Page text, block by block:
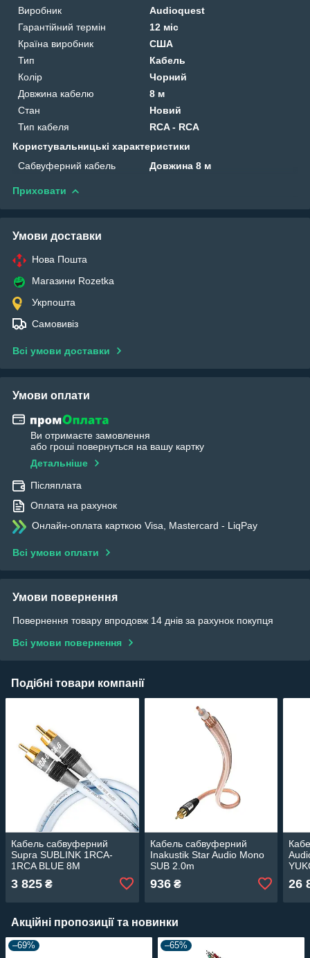
Виробник
Audioquest
Гарантійний термін
12 міс
Країна виробник
США
Тип
Кабель
Колір
Чорний
Довжина кабелю
8 м
Стан
Новий
Тип кабеля
RCA - RCA
Користувальницькі характеристики
Сабвуферний кабель
Довжина 8 м
Приховати
Умови доставки
Нова Пошта
Магазини Rozetka
Укрпошта
Самовивіз
Всі умови доставки
Умови оплати
Ви отримаєте замовлення
або гроші повернуться на вашу картку
Детальніше
Післяплата
Оплата на рахунок
Онлайн-оплата карткою Visa, Mastercard - LiqPay
Всі умови оплати
Умови повернення
Повернення товару впродовж 14 днів за рахунок покупця
Всі умови повернення
Подібні товари компанії
Кабель сабвуферний
Supra SUBLINK 1RCA-
1RCA BLUE 8M
3 825 ₴
Кабель сабвуферний
Inakustik Star Audio Mono
SUB 2.0m
936₴ 26
Акційні пропозиції та новинки
–69% –65%